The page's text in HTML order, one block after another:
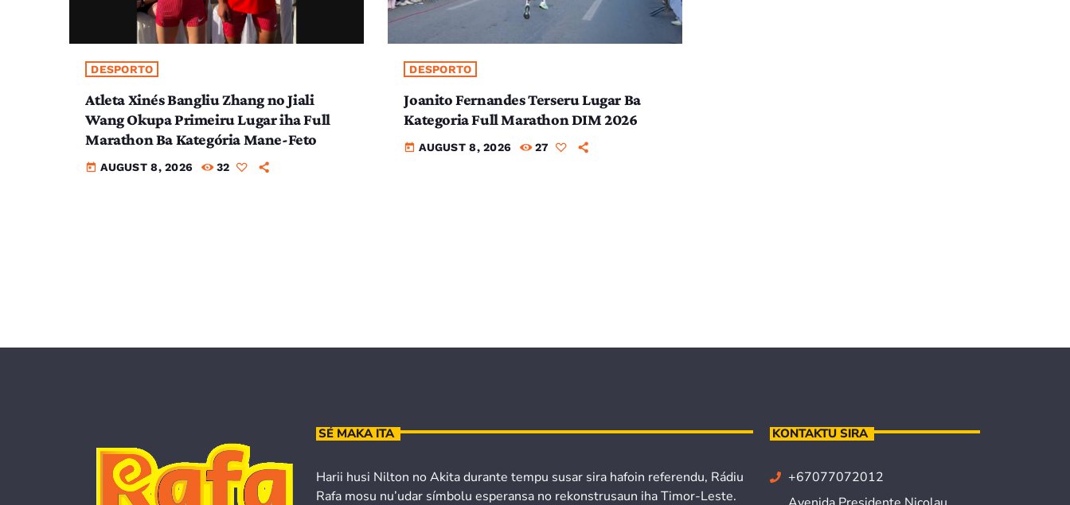
DESPORTO
Atleta Xinés Bangliu Zhang no Jiali
Wang Okupa Primeiru Lugar iha Full
Marathon Ba Kategória Mane-Feto
today AUGUST 8, 2026 32
DESPORTO
Joanito Fernandes Terseru Lugar Ba
Kategoria Full Marathon DIM 2026
today AUGUST 8, 2026 27
SÉ MAKA ITA
Harii husi Nilton no Akita durante tempu susar sira hafoin referendu, Rádiu
Rafa mosu nu’udar símbolu esperansa no rekonstrusaun iha Timor-Leste.
KONTAKTU SIRA
+67077072012